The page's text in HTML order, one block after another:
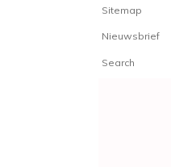
Sitemap
Nieuwsbrief
Search